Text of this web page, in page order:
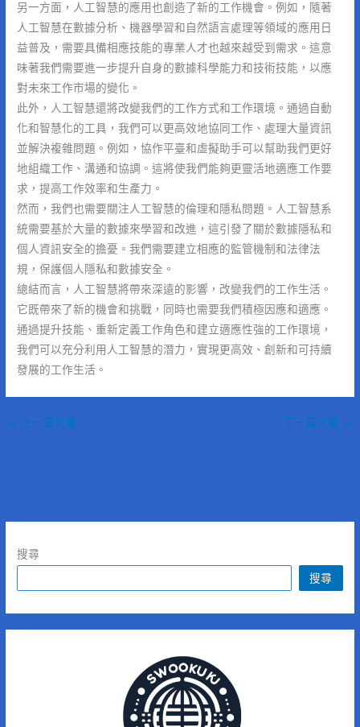
另一方面，人工智慧的應用也創造了新的工作機會。例如，隨著
人工智慧在數據分析、機器學習和自然語言處理等領域的應用日
益普及，需要具備相應技能的專業人才也越來越受到需求。這意
味著我們需要進一步提升自身的數據科學能力和技術技能，以應
對未來工作市場的變化。
此外，人工智慧還將改變我們的工作方式和工作環境。通過自動
化和智慧化的工具，我們可以更高效地協同工作、處理大量資訊
並解決複雜問題。例如，協作平臺和虛擬助手可以幫助我們更好
地組織工作、溝通和協調。這將使我們能夠更靈活地適應工作要
求，提高工作效率和生產力。
然而，我們也需要關注人工智慧的倫理和隱私問題。人工智慧系
統需要基於大量的數據來學習和改進，這引發了關於數據隱私和
個人資訊安全的擔憂。我們需要建立相應的監管機制和法律法
規，保護個人隱私和數據安全。
總結而言，人工智慧將帶來深遠的影響，改變我們的工作生活。
它既帶來了新的機會和挑戰，同時也需要我們積極因應和適應。
通過提升技能、重新定義工作角色和建立適應性強的工作環境，
我們可以充分利用人工智慧的潛力，實現更高效、創新和可持續
發展的工作生活。
← 上一篇文章 下一篇文章 →
搜尋
搜尋